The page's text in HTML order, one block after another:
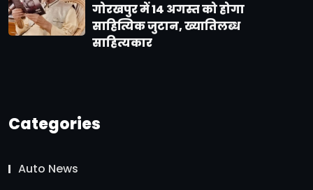
गोरखपुर में 14 अगस्त को होगा
साहित्यिक जुटान, ख्यातिलब्ध
साहित्यकार
Categories
Auto News